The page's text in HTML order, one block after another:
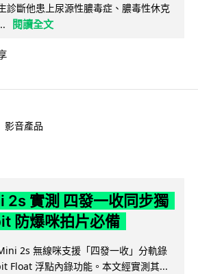
診斷他患上尿源性膿毒症、膿毒性休克
閱讀全文
影音產品
2s 實測 四發一收同步獨
防爆咪拍片必備
2s 無線咪支援「四發一收」分軌錄
Float 浮點內錄功能。本文經實測其...